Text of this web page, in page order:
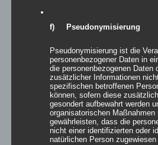
conferia easy cover
f) Pseudonymisierung
Pseudonymisierung ist die
personenbezogener Daten in
die personenbezogenen Daten
zusätzlicher Informationen
spezifischen betroffenen
können, sofern diese
gesondert aufbewahrt werden
organisatorischen Maßnahmen
gewährleisten, dass die
nicht einer identifizierten oder
natürlichen Person zugewiesen